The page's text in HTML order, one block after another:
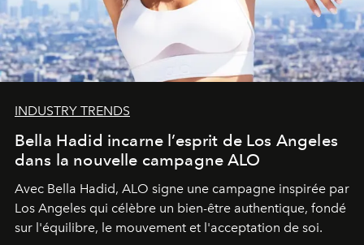
INDUSTRY TRENDS
Bella Hadid incarne l’esprit de Los Angeles
dans la nouvelle campagne ALO
Avec Bella Hadid, ALO signe une campagne inspirée par
Los Angeles qui célèbre un bien-être authentique, fondé
sur l'équilibre, le mouvement et l'acceptation de soi.